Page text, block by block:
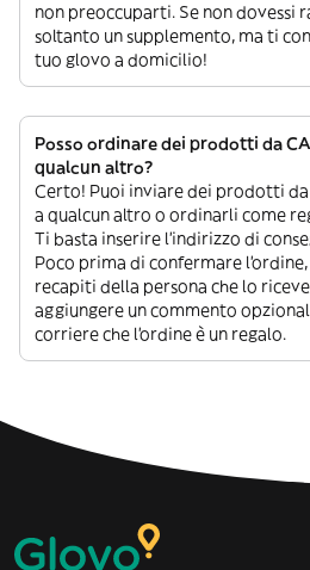
non preoccuparti. Se non dovessi
soltanto un supplemento, ma ti
tuo glovo a domicilio!
Posso ordinare dei prodotti da
qualcun altro?
Certo! Puoi inviare dei prodotti da
a qualcun altro o ordinarli come
Ti basta inserire l’indirizzo di
Poco prima di confermare
recapiti della persona che lo
aggiungere un commento
corriere che l’ordine è un regalo.